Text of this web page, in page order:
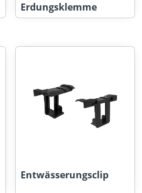
Erdungsklemme
Entwässerungsclip